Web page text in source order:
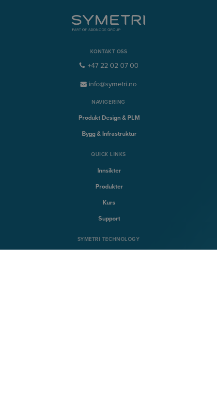
KONTAKT OSS
+47 22 02 07 00
info@symetri.no
NAVIGERING
Produkt Design & PLM
Bygg & Infrastruktur
QUICK LINKS
Innsikter
Produkter
Kurs
Support
SYMETRI TECHNOLOGY